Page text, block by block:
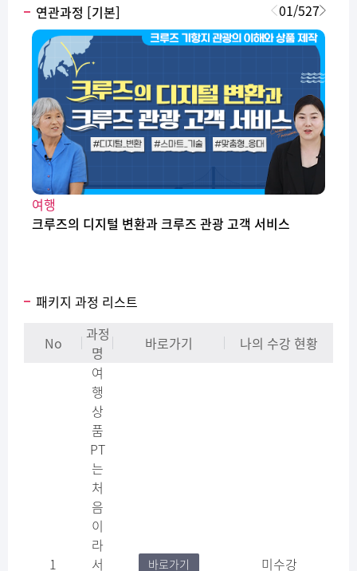
연관과정 [기본]
여행
크루즈의 디지털 변환과 크루즈 관광 고객 서비스
01/527
패키지 과정 리스트
No
과정
명
바로가기 나의 수강 현황
1
여
행
상
품
PT
는
처
음
이
라
서
바로가기 미수강